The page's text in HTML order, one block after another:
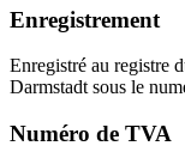
Enregistrement
Enregistré au registre
Darmstadt sous le
Numéro de TVA